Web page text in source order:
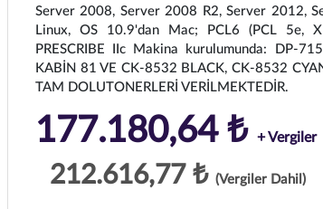
Server 2008, Server 2008 R2, Server 2012,
Linux, OS 10.9'dan Mac; PCL6 (PCL 5e,
PRESCRIBE IIc Makina kurulumunda: DP-
KABİN 81 VE CK-8532 BLACK, CK-8532
TAM DOLUTONERLERİ VERİLMEKTEDİR.
177.180,64 ₺ + Vergiler
212.616,77 ₺ (Vergiler Dahil)